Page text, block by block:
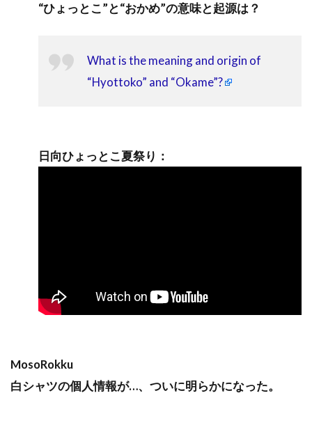
“ひょっとこ”と“おかめ”の意味と起源は？
What is the meaning and origin of
“Hyottoko” and “Okame”?
日向ひょっとこ夏祭り：
MosoRokku
白シャツの個人情報が…、ついに明らかになった。